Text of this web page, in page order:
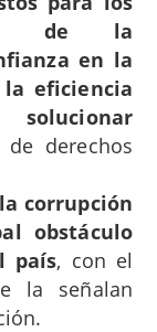
de la
en la
eficiencia
de derechos
la corrupción
obstáculo
país, con el
la señalan